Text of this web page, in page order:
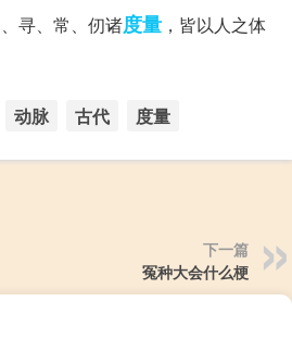
寻、常、仞诸度量 ，皆以人之体
动脉 古代 度量
下一篇
冤种大会什么梗